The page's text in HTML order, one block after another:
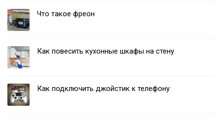
Что такое фреон
Как повесить кухонные шкафы на стену
Как подключить джойстик к телефону